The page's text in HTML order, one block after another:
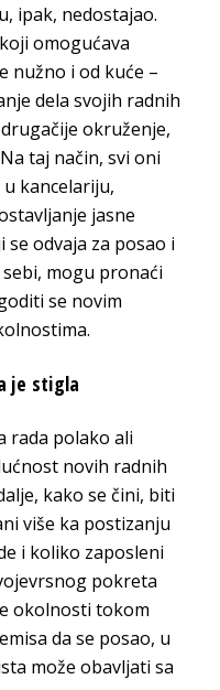
ipak, nedostajao.
omogućava
nužno i od kuće –
dela svojih radnih
okruženje,
taj način, svi oni
kancelariju,
jasne
se odvaja za posao i
mogu pronaći
se novim
je stigla
rada polako ali
novih radnih
kako se čini, biti
više ka postizanju
i koliko zaposleni
pokreta
okolnosti tokom
da se posao, u
može obavljati sa